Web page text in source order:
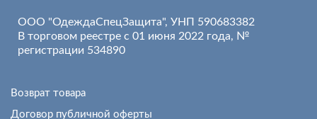
ООО "ОдеждаСпецЗащита", УНП 590683382
В торговом реестре с 01 июня 2022 года, №
регистрации 534890
Возврат товара
Договор публичной оферты